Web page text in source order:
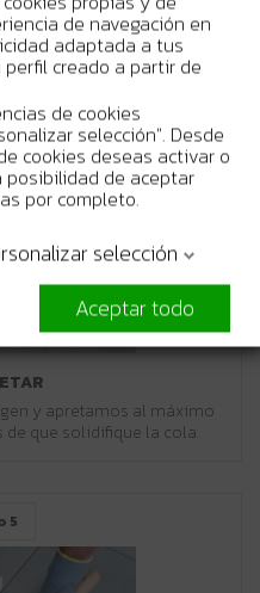
introducimos las Cuñas
4
y apretamos al máximo
que solidifique la cola.
5
de navegación en
adaptada a tus
creado a partir de
de cookies
selección". Desde
cookies deseas activar o
posibilidad de aceptar
por completo.
selección
Aceptar todo